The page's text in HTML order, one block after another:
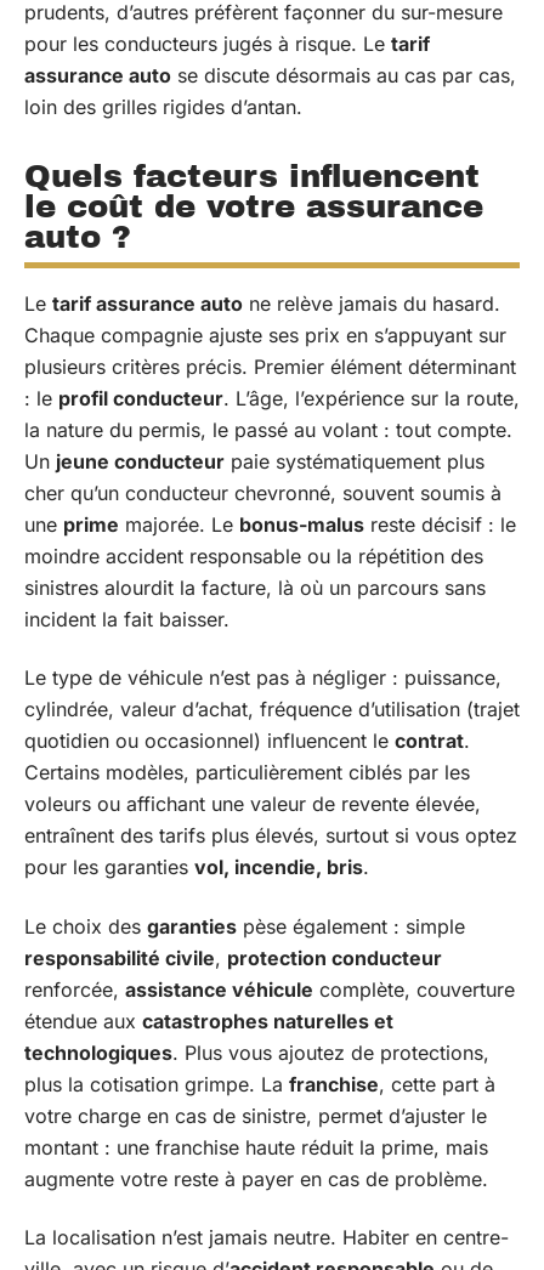
prudents, d’autres préfèrent façonner du sur-mesure
pour les conducteurs jugés à risque. Le tarif
assurance auto se discute désormais au cas par cas,
loin des grilles rigides d’antan.
Quels facteurs influencent
le coût de votre assurance
auto ?
Le tarif assurance auto ne relève jamais du hasard.
Chaque compagnie ajuste ses prix en s’appuyant sur
plusieurs critères précis. Premier élément déterminant
: le profil conducteur. L’âge, l’expérience sur la route,
la nature du permis, le passé au volant : tout compte.
Un jeune conducteur paie systématiquement plus
cher qu’un conducteur chevronné, souvent soumis à
une prime majorée. Le bonus-malus reste décisif : le
moindre accident responsable ou la répétition des
sinistres alourdit la facture, là où un parcours sans
incident la fait baisser.
Le type de véhicule n’est pas à négliger : puissance,
cylindrée, valeur d’achat, fréquence d’utilisation (trajet
quotidien ou occasionnel) influencent le contrat.
Certains modèles, particulièrement ciblés par les
voleurs ou affichant une valeur de revente élevée,
entraînent des tarifs plus élevés, surtout si vous optez
pour les garanties vol, incendie, bris.
Le choix des garanties pèse également : simple
responsabilité civile, protection conducteur
renforcée, assistance véhicule complète, couverture
étendue aux catastrophes naturelles et
technologiques. Plus vous ajoutez de protections,
plus la cotisation grimpe. La franchise, cette part à
votre charge en cas de sinistre, permet d’ajuster le
montant : une franchise haute réduit la prime, mais
augmente votre reste à payer en cas de problème.
La localisation n’est jamais neutre. Habiter en centre-